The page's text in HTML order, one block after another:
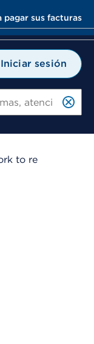
pagar sus facturas
Iniciar sesión
to re